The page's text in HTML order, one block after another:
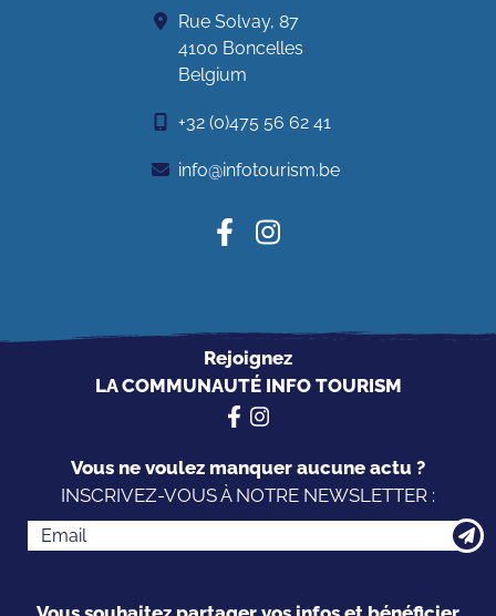
Rue Solvay, 87
4100 Boncelles
Belgium
+32 (0)475 56 62 41
info@infotourism.be
Rejoignez
LA COMMUNAUTÉ INFO TOURISM
Vous ne voulez manquer aucune actu ?
INSCRIVEZ-VOUS À NOTRE NEWSLETTER :